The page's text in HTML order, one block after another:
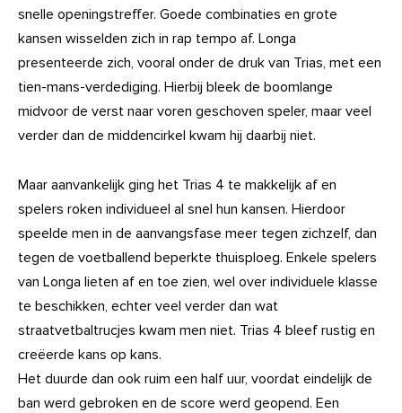
snelle openingstreffer. Goede combinaties en grote
kansen wisselden zich in rap tempo af. Longa
presenteerde zich, vooral onder de druk van Trias, met een
tien-mans-verdediging. Hierbij bleek de boomlange
midvoor de verst naar voren geschoven speler, maar veel
verder dan de middencirkel kwam hij daarbij niet.
Maar aanvankelijk ging het Trias 4 te makkelijk af en
spelers roken individueel al snel hun kansen. Hierdoor
speelde men in de aanvangsfase meer tegen zichzelf, dan
tegen de voetballend beperkte thuisploeg. Enkele spelers
van Longa lieten af en toe zien, wel over individuele klasse
te beschikken, echter veel verder dan wat
straatvetbaltrucjes kwam men niet. Trias 4 bleef rustig en
creëerde kans op kans.
Het duurde dan ook ruim een half uur, voordat eindelijk de
ban werd gebroken en de score werd geopend. Een